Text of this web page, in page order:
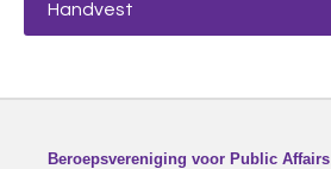
Handvest
Beroepsvereniging voor Public Affairs